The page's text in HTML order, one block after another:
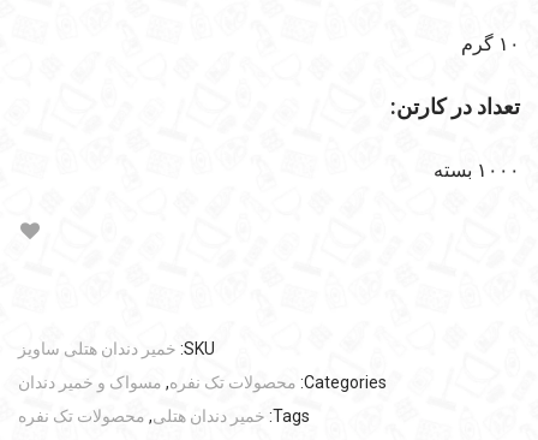
تعداد در کارتن:
۱۰۰۰ بسته
SKU: خمیر دندان هتلی ساویز
Categories: محصولات تک نفره, مسواک و خمیر دندان
Tags: خمیر دندان هتلی,محصولات تک نفره